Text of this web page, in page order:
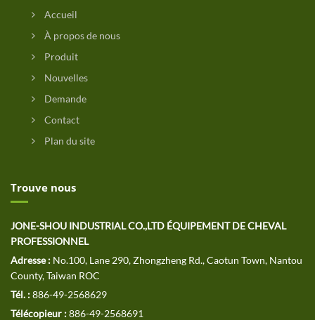
Accueil
À propos de nous
Produit
Nouvelles
Demande
Contact
Plan du site
Trouve nous
JONE-SHOU INDUSTRIAL CO.,LTD ÉQUIPEMENT DE CHEVAL
PROFESSIONNEL
Adresse : No.100, Lane 290, Zhongzheng Rd., Caotun Town, Nantou
County, Taiwan ROC
Tél. :886-49-2568629
Télécopieur :886-49-2568691